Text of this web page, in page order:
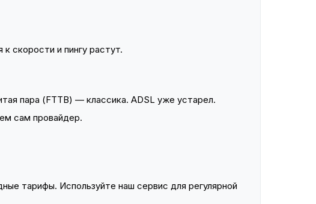
скорости и пингу растут.
пара (FTTB) — классика. ADSL уже устарел.
сам провайдер.
тарифы. Используйте наш сервис для регулярной